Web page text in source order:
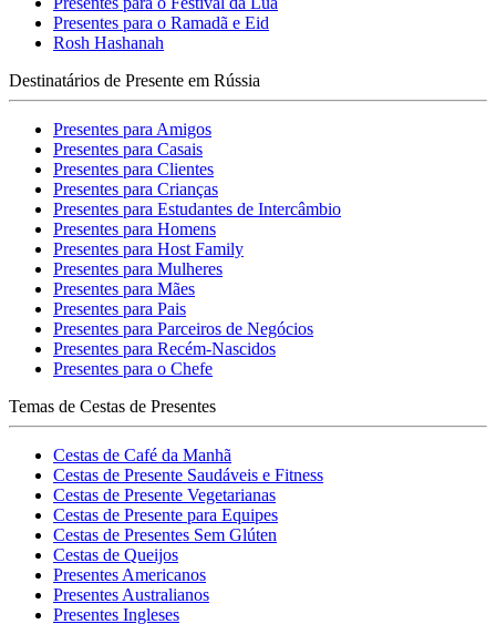
Presentes para o Ramadã e Eid
Rosh Hashanah
Destinatários de Presente em Rússia
Presentes para Amigos
Presentes para Casais
Presentes para Clientes
Presentes para Crianças
Presentes para Estudantes de Intercâmbio
Presentes para Homens
Presentes para Host Family
Presentes para Mulheres
Presentes para Mães
Presentes para Pais
Presentes para Parceiros de Negócios
Presentes para Recém-Nascidos
Presentes para o Chefe
Temas de Cestas de Presentes
Cestas de Café da Manhã
Cestas de Presente Saudáveis e Fitness
Cestas de Presente Vegetarianas
Cestas de Presente para Equipes
Cestas de Presentes Sem Glúten
Cestas de Queijos
Presentes Americanos
Presentes Australianos
Presentes Ingleses